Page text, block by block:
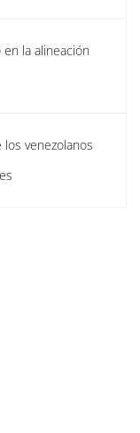
la alineación
venezolanos